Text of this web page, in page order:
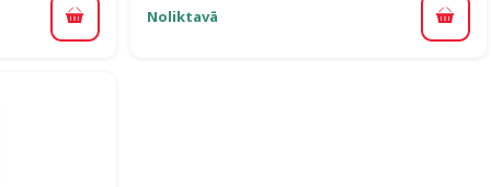
Pievienot grozam
Noliktavā